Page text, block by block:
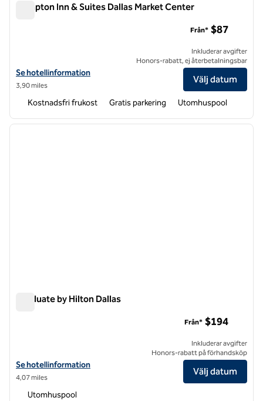
Hampton Inn & Suites Dallas Market Center
Visa hotelluppgifter för Hampton Inn & Suites Dallas Market Center
Se hotellinformation
3,90 miles
Från* $87
Inkluderar avgifter
Honors-rabatt, ej återbetalningsbar
Välj datum
Kostnadsfri frukost Gratis parkering Utomhuspool
1 av 12
nästa
Graduate by Hilton Dallas
Visa hotelluppgifter för Graduate by Hilton Dallas
Se hotellinformation
4,07 miles
Från* $194
Inkluderar avgifter
Honors-rabatt på förhandsköp
Välj datum
Utomhuspool